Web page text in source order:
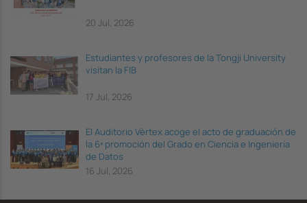
20 Jul, 2026
Estudiantes y profesores de la Tongji University
visitan la FIB
17 Jul, 2026
El Auditorio Vèrtex acoge el acto de graduación de
la 6ª promoción del Grado en Ciencia e Ingeniería
de Datos
16 Jul, 2026